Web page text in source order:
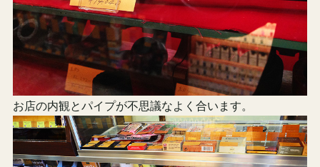
お店の内観とパイプが不思議なよく合います。